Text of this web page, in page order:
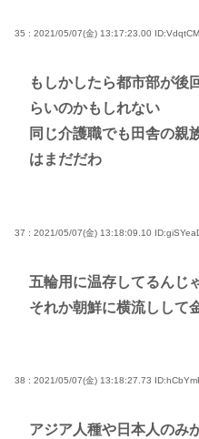
35 : 2021/05/07(金) 13:17:23.00
もしかしたら都市部が後
らいのかもしれない
同じ介護職でも田舎の親
はまだだわ
37 : 2021/05/07(金) 13:18:09.10
五輪用に温存してるんじ
それか朝鮮に横流しして
38 : 2021/05/07(金) 13:18:27.73
アジア人種や日本人のみ